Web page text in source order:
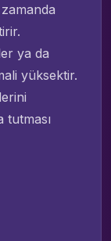
ya da
yüksektir.
tutması